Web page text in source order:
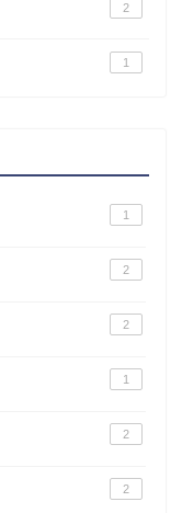
2
1
1
2
2
1
2
2